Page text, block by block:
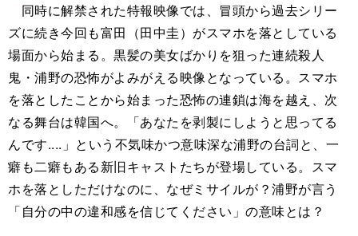
同時に解禁された特報映像では、冒頭から過去シリー
ズに続き今回も富田（田中圭）がスマホを落としている
場面から始まる。黒髪の美女ばかりを狙った連続殺人
鬼・浦野の恐怖がよみがえる映像となっている。スマホ
を落としたことから始まった恐怖の連鎖は海を越え、次
なる舞台は韓国へ。「あなたを剥製にしようと思ってる
んです....」という不気味かつ意味深な浦野の台詞と、一
癖も二癖もある新旧キャストたちが登場している。スマ
ホを落としただけなのに、なぜミサイルが？浦野が言う
「自分の中の違和感を信じてください」の意味とは？